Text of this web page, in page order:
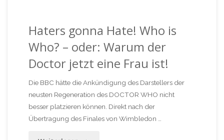
Haters gonna Hate! Who is
Who? – oder: Warum der
Doctor jetzt eine Frau ist!
Die BBC hätte die Ankündigung des Darstellers der
neusten Regeneration des DOCTOR WHO nicht
besser platzieren können. Direkt nach der
Übertragung des Finales von Wimbledon …